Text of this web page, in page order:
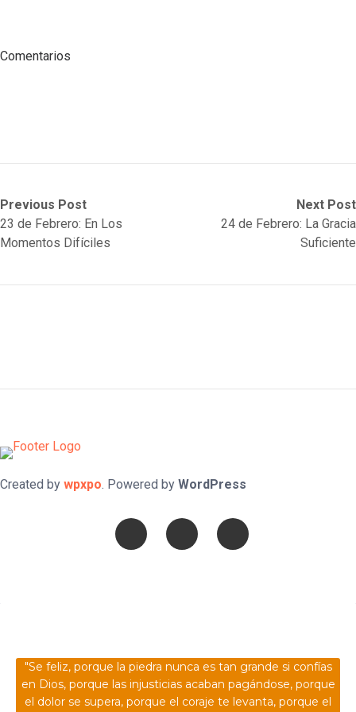
Comentarios
Post
navigation
Previous Post
Previous
post:
23 de Febrero: En Los
Momentos Difíciles
Next Post
Next
post:
24 de Febrero: La Gracia
Suficiente
Created by wpxpo. Powered by WordPress
"Se feliz, porque la piedra nunca es tan grande si confías
en Dios, porque las injusticias acaban pagándose, porque
el dolor se supera, porque el coraje te levanta, porque el